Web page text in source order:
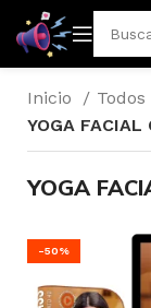
Inicio
Todos
YOGA FACIAL
YOGA
-50%